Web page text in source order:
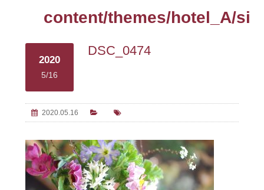
content/themes/hotel_A/
2020
5/16
DSC_0474
2020.05.16